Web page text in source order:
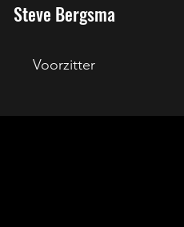
Steve Bergsma
Voorzitter